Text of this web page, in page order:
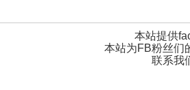
本站提供
本站为FB粉丝们
联系我